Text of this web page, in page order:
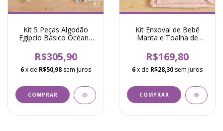
Kit 5 Peças Algodão
Egípcio Básico Océane
R$305,90
6x de R$50,98 sem juros
COMPRAR
Kit Enxoval de Bebê
Manta e Toalha de
Rosa
R$169,80
6x de R$28,30 sem juros
COMPRAR